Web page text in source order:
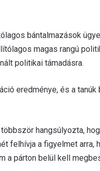
bántalmazások
magas rangú
politikai támadásra.
eredménye, és a
hangsúlyozta,
felhívja a figyelmet arra,
a párton belül kell